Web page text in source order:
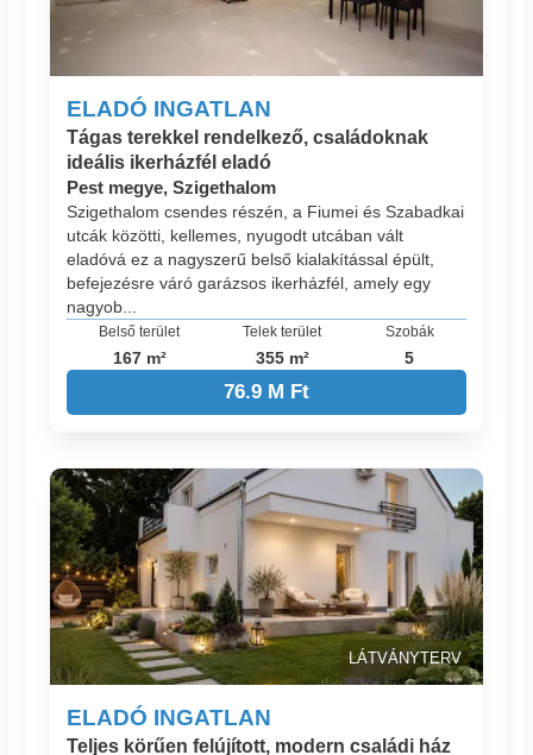
ELADÓ INGATLAN
Tágas terekkel rendelkező, családoknak
ideális ikerházfél eladó
Pest megye, Szigethalom
Szigethalom csendes részén, a Fiumei és Szabadkai
utcák közötti, kellemes, nyugodt utcában vált
eladóvá ez a nagyszerű belső kialakítással épült,
befejezésre váró garázsos ikerházfél, amely egy
nagyob...
Belső terület
167 m²
Telek terület
355 m²
Szobák
5
76.9 M Ft
LÁTVÁNYTERV
ELADÓ INGATLAN
Teljes körűen felújított, modern családi ház